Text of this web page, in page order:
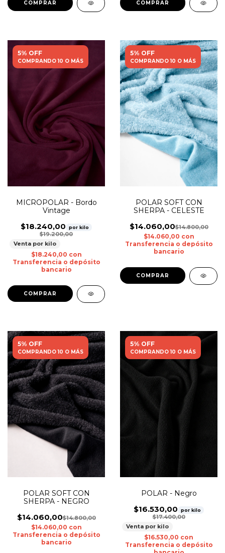
5% OFF
COMPRANDO 10 O MÁS
MICROPOLAR - Bordo
Vintage
$18.240,00 por kilo
$19.200,00
Venta por kilo
$18.240,00 con
Transferencia o depósito
bancario
5% OFF
COMPRANDO 10 O MÁS
POLAR SOFT CON
SHERPA - CELESTE
$14.060,00$14.800,00
$14.060,00 con
Transferencia o depósito
bancario
5% OFF
COMPRANDO 10 O MÁS
POLAR SOFT CON
SHERPA - NEGRO
$14.060,00$14.800,00
$14.060,00 con
Transferencia o depósito
bancario
5% OFF
COMPRANDO 10 O MÁS
POLAR - Negro
$16.530,00 por kilo
$17.400,00
Venta por kilo
$16.530,00 con
Transferencia o depósito